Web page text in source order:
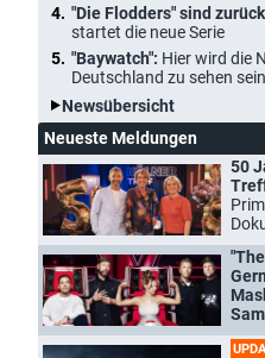
"Die Flodders" sind
startet die neue Serie
"Baywatch": Hier wird die
Deutschland zu sehen sein
Newsübersicht
Neueste Meldungen
50